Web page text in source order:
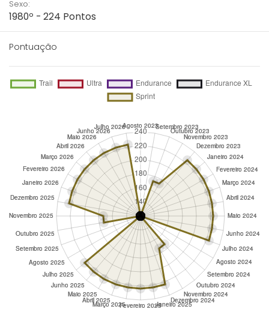
Sexo:
1980º - 224 Pontos
Pontuação